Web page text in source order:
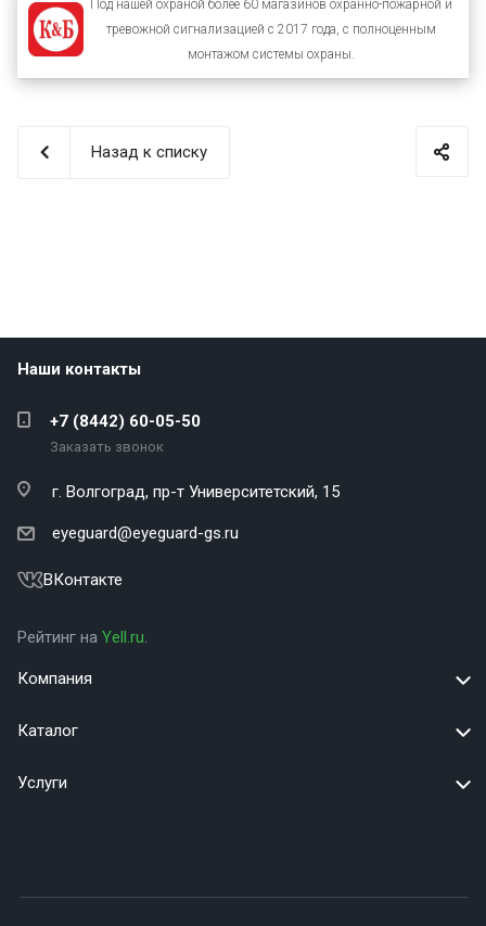
Под нашей охраной более 60 магазинов охранно-пожарной и
тревожной сигнализацией с 2017 года, с полноценным
монтажом системы охраны.
Назад к списку
Наши контакты
+7 (8442) 60-05-50
Заказать звонок
г. Волгоград, пр-т Университетский, 15
eyeguard@eyeguard-gs.ru
ВКонтакте
Рейтинг на Yell.ru
Компания
Каталог
Услуги